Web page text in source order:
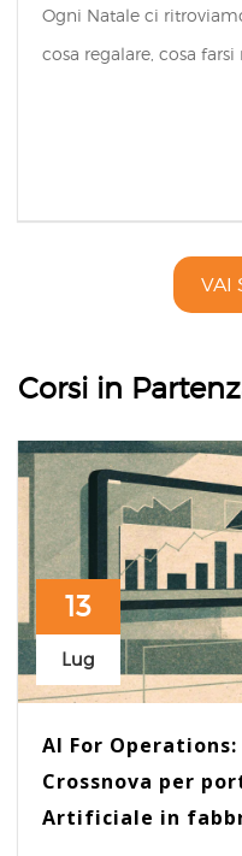
Ogni Natale ci
cosa regalare, cosa farsi
VAI
Corsi in
13
Lug
AI For
Crossnova per
Artificiale in